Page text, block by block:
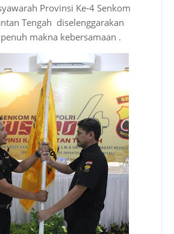
Provinsi Ke-4 Senkom
Tengah diselenggarakan
makna kebersamaan .